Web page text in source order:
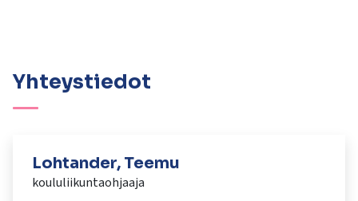
Yhteystiedot
Lohtander, Teemu
koululiikuntaohjaaja